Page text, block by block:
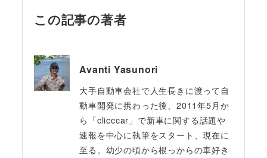
この記事の著者
Avanti Yasunori
大手自動車会社で人生長きに渡って自
動車開発に携わった後、2011年5月か
ら「clicccar」で新車に関する話題や
速報を中心に執筆をスタート、現在に
至る。幼少の頃から根っからの車好き